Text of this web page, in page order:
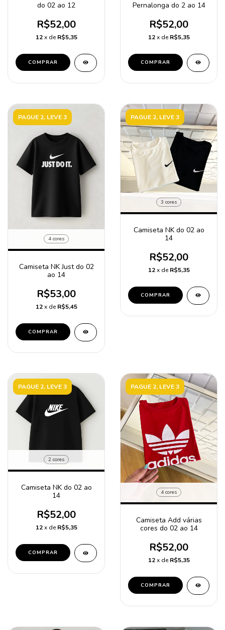
do 02 ao 12
R$52,00
12 x deR$5,35
COMPRAR
Pernalonga do 2 ao 14
R$52,00
12 x deR$5,35
COMPRAR
PAGUE 2, LEVE 3
4 cores
Camiseta NK Just do 02
ao 14
R$53,00
12 x deR$5,45
COMPRAR
PAGUE 2, LEVE 3
3 cores
Camiseta NK do 02 ao
14
R$52,00
12 x deR$5,35
COMPRAR
PAGUE 2, LEVE 3
2 cores
Camiseta NK do 02 ao
14
R$52,00
12 x deR$5,35
COMPRAR
PAGUE 2, LEVE 3
4 cores
Camiseta Add várias
cores do 02 ao 14
R$52,00
12 x deR$5,35
COMPRAR